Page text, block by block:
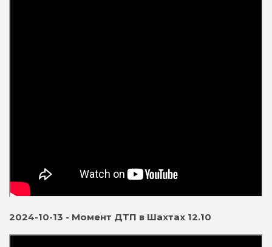
2024-10-13 - Момент ДТП в Шахтах 12.10